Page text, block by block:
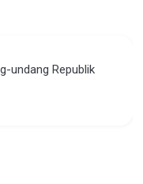
undang Republik